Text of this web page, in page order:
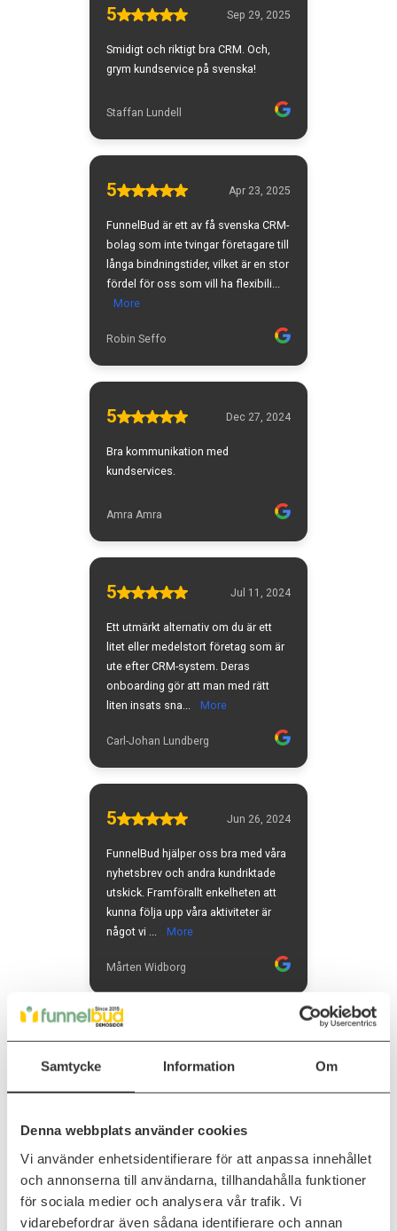
Samtycke Information Om
Denna webbplats använder cookies
Vi använder enhetsidentifierare för att anpassa innehållet
och annonserna till användarna, tillhandahålla funktioner
för sociala medier och analysera vår trafik. Vi
vidarebefordrar även sådana identifierare och annan